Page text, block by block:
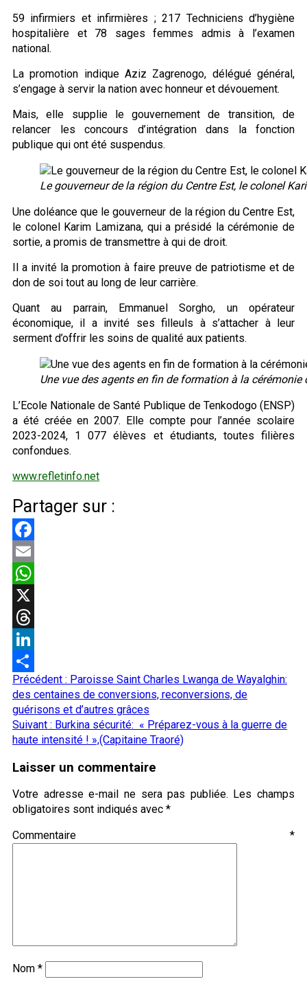
59 infirmiers et infirmières ; 217 Techniciens d’hygiène
hospitalière et 78 sages femmes admis à l’examen
national.
La promotion indique Aziz Zagrenogo, délégué général,
s’engage à servir la nation avec honneur et dévouement.
Mais, elle supplie le gouvernement de transition, de
relancer les concours d’intégration dans la fonction
publique qui ont été suspendus.
Le gouverneur de la région du Centre Est, le colonel
Une doléance que le gouverneur de la région du Centre Est,
le colonel Karim Lamizana, qui a présidé la cérémonie de
sortie, a promis de transmettre à qui de droit.
Il a invité la promotion à faire preuve de patriotisme et de
don de soi tout au long de leur carrière.
Quant au parrain, Emmanuel Sorgho, un opérateur
économique, il a invité ses filleuls à s’attacher à leur
serment d’offrir les soins de qualité aux patients.
Une vue des agents en fin de formation à la cérémonie
L’Ecole Nationale de Santé Publique de Tenkodogo (ENSP)
a été créée en 2007. Elle compte pour l’année scolaire
2023-2024, 1 077 élèves et étudiants, toutes filières
confondues.
www.refletinfo.net
Partager sur :
Facebook
Email
WhatsApp
X
Threads
LinkedIn
Partager
Navigation
d’article
Précédent : Paroisse Saint Charles Lwanga de Wayalghin:
des centaines de conversions, reconversions, de
guérisons et d’autres grâces
Suivant : Burkina sécurité: « Préparez-vous à la guerre de
haute intensité ! »,(Capitaine Traoré)
Laisser un commentaire
Votre adresse e-mail ne sera pas publiée. Les champs
obligatoires sont indiqués avec *
Commentaire *
Nom *